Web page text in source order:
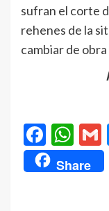
sufran el corte
rehenes de la
cambiar de obra
Share